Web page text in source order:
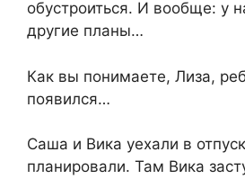
обустроиться. И вообще: у
другие планы…
Как вы понимаете, Лиза,
появился…
Саша и Вика уехали в
планировали. Там Вика